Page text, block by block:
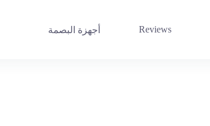
Reviews أجهزة البصمة